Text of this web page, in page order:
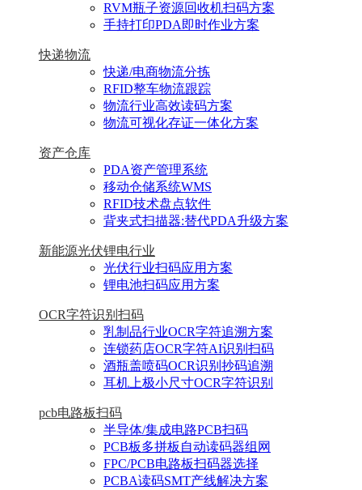
RVM瓶子资源回收机扫码方案
手持打印PDA即时作业方案
快递物流
快递/电商物流分拣
RFID整车物流跟踪
物流行业高效读码方案
物流可视化存证一体化方案
资产仓库
PDA资产管理系统
移动仓储系统WMS
RFID技术盘点软件
背夹式扫描器:替代PDA升级方案
新能源光伏锂电行业
光伏行业扫码应用方案
锂电池扫码应用方案
OCR字符识别扫码
乳制品行业OCR字符追溯方案
连锁药店OCR字符AI识别扫码
酒瓶盖喷码OCR识别抄码追溯
耳机上极小尺寸OCR字符识别
pcb电路板扫码
半导体/集成电路PCB扫码
PCB板多拼板自动读码器组网
FPC/PCB电路板扫码器选择
PCBA读码SMT产线解决方案